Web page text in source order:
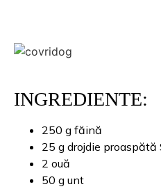
INGREDIENTE:
250 g făină
25 g drojdie proaspătă
2 ouă
50 g unt